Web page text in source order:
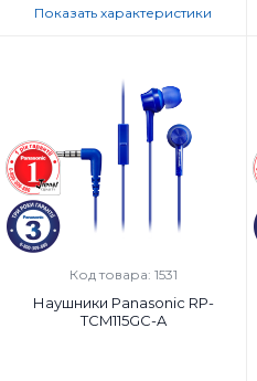
Диапазон частот наушников, Гц:
Микрофон:
Да
Вес, г:
50 г
Тип подключения:
Проводной
Показать характеристики
Код товара: 1531
Наушники Panasonic RP-
TCM115GC-A